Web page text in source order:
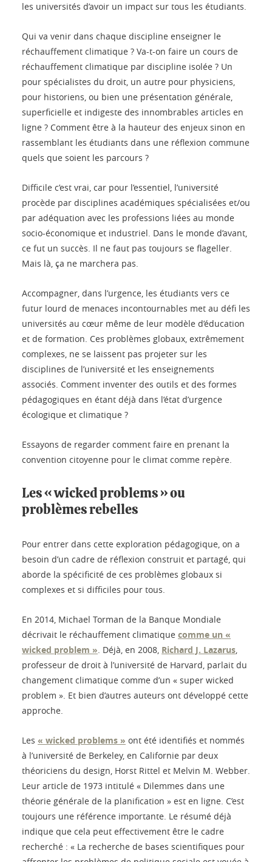
les universités d’avoir un impact sur tous les étudiants.
Qui va venir dans chaque discipline enseigner le
réchauffement climatique ? Va-t-on faire un cours de
réchauffement climatique par discipline isolée ? Un
pour spécialistes du droit, un autre pour physiciens,
pour historiens, ou bien une présentation générale,
superficielle et indigeste des innombrables articles en
ligne ? Comment être à la hauteur des enjeux sinon en
rassemblant les étudiants dans une réflexion commune
quels que soient les parcours ?
Difficile c’est vrai, car pour l’essentiel, l’université
procède par disciplines académiques spécialisées et/ou
par adéquation avec les professions liées au monde
socio-économique et industriel. Dans le monde d’avant,
ce fut un succès. Il ne faut pas toujours se flageller.
Mais là, ça ne marchera pas.
Accompagner, dans l’urgence, les étudiants vers ce
futur lourd de menaces incontournables met au défi les
universités au cœur même de leur modèle d’éducation
et de formation. Ces problèmes globaux, extrêmement
complexes, ne se laissent pas projeter sur les
disciplines de l’université et les enseignements
associés. Comment inventer des outils et des formes
pédagogiques en étant déjà dans l’état d’urgence
écologique et climatique ?
Essayons de regarder comment faire en prenant la
convention citoyenne pour le climat comme repère.
Les « wicked problems » ou
problèmes rebelles
Pour entrer dans cette exploration pédagogique, on a
besoin d’un cadre de réflexion construit et partagé, qui
aborde la spécificité de ces problèmes globaux si
complexes et si difficiles pour tous.
En 2014, Michael Torman de la Banque Mondiale
décrivait le réchauffement climatique comme un «
wicked problem ». Déjà, en 2008, Richard J. Lazarus,
professeur de droit à l’université de Harvard, parlait du
changement climatique comme d’un « super wicked
problem ». Et bien d’autres auteurs ont développé cette
approche.
Les « wicked problems » ont été identifiés et nommés
à l’université de Berkeley, en Californie par deux
théoriciens du design, Horst Rittel et Melvin M. Webber.
Leur article de 1973 intitulé « Dilemmes dans une
théorie générale de la planification » est en ligne. C’est
toujours une référence importante. Le résumé déjà
indique que cela peut effectivement être le cadre
recherché : « La recherche de bases scientifiques pour